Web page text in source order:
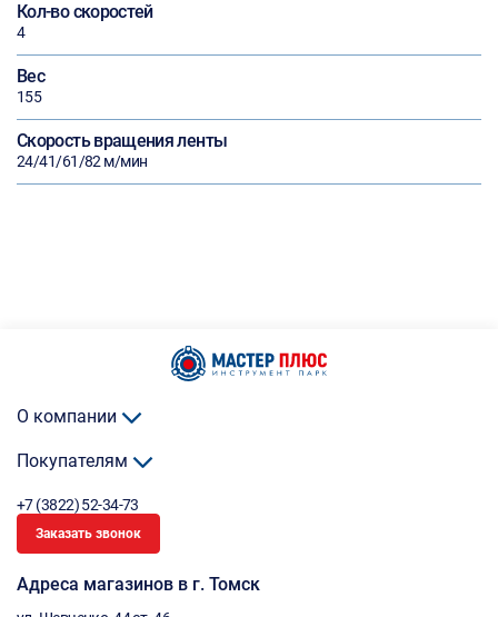
Кол-во скоростей
4
Вес
155
Скорость вращения ленты
24/41/61/82 м/мин
О компании
Покупателям
+7 (3822) 52-34-73
Заказать звонок
Адреса магазинов в г. Томск